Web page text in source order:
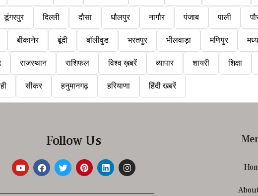
डूंगरपुर दिल्ली दौसा धौलपुर नागौर पंजाब पाली
बीकानेर बूंदी बॉलीवुड भरतपुर भीलवाड़ा मणिपुर
राजस्थान राशिफल विश्व ख़बरें व्यापार शायरी शिक्षा
सीकर हनुमानगढ़ हरियाणा हिंदी खबरें
Follow Us